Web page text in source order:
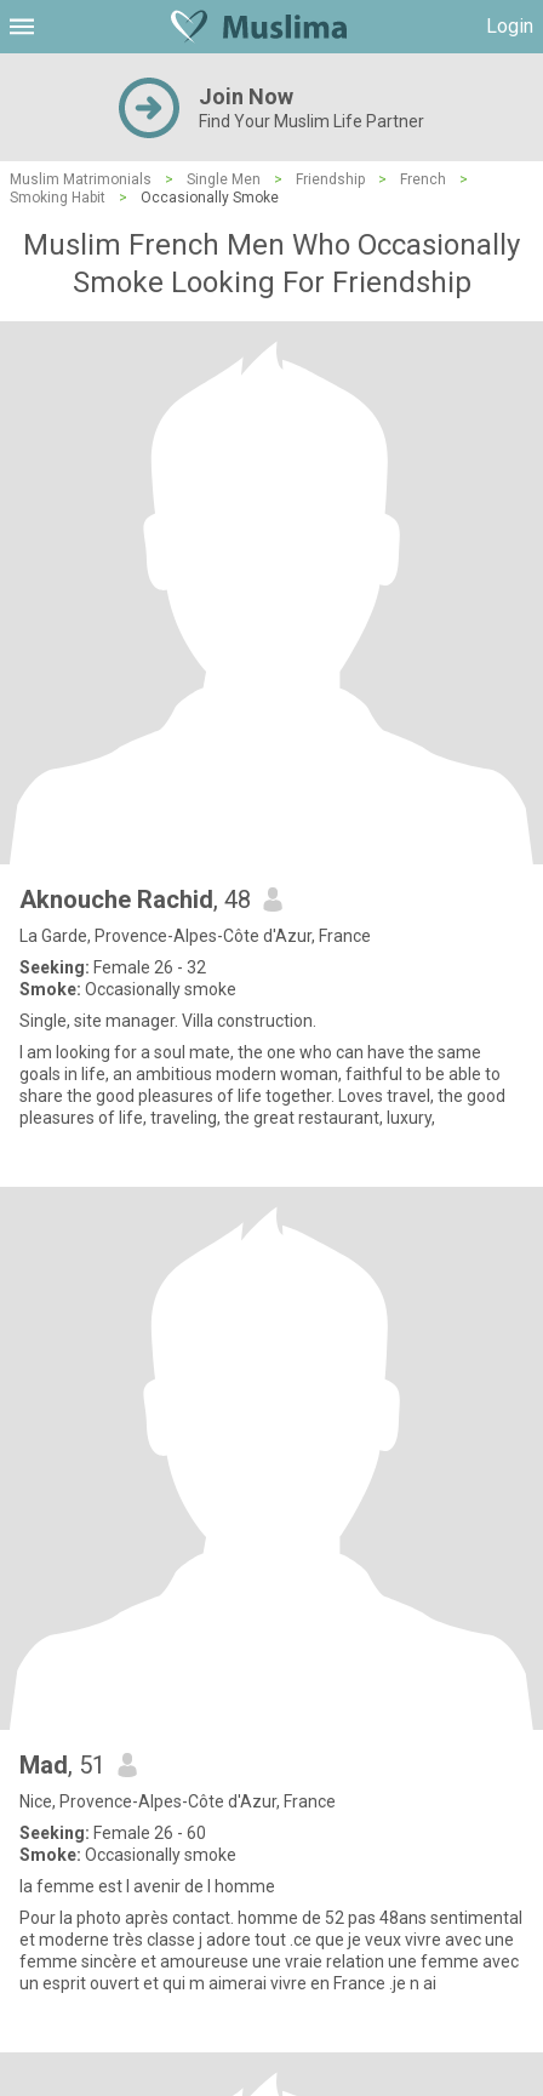
Login
Join Now
Find Your Muslim Life Partner
Muslim Matrimonials > Single Men > Friendship > French
>
Smoking Habit
> Occasionally Smoke
Muslim French Men Who Occasionally
Smoke Looking For Friendship
Aknouche Rachid, 48
La Garde, Provence-Alpes-Côte d'Azur, France
Seeking: Female 26 - 32
Smoke: Occasionally smoke
Single, site manager. Villa construction.
I am looking for a soul mate, the one who can have the same
goals in life, an ambitious modern woman, faithful to be able to
share the good pleasures of life together. Loves travel, the good
pleasures of life, traveling, the great restaurant, luxury,
Mad, 51
Nice, Provence-Alpes-Côte d'Azur, France
Seeking: Female 26 - 60
Smoke: Occasionally smoke
la femme est l avenir de l homme
Pour la photo après contact. homme de 52 pas 48ans sentimental
et moderne très classe j adore tout .ce que je veux vivre avec une
femme sincère et amoureuse une vraie relation une femme avec
un esprit ouvert et qui m aimerai vivre en France .je n ai